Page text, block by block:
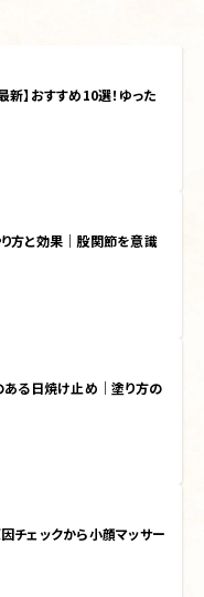
新】おすすめ10選！ゆった
方と効果｜股関節を意識
ある日焼け止め｜塗り方の
チェックから小顔マッサー